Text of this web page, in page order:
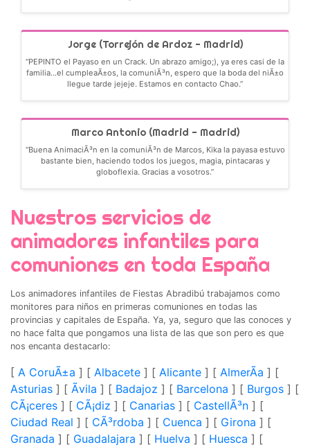
Jorge (Torrejón de Ardoz - Madrid)
“PEPINTO el Payaso en un Crack. Un abrazo amigo;), ya eres casi de la
familia...el cumpleaÃ±os, la comuniÃ³n, espero que la boda del niÃ±o
llegue tarde jejeje. Estamos en contacto Chao.”
Marco Antonio (Madrid - Madrid)
“Buena AnimaciÃ³n en la comuniÃ³n de Marcos, Kika la payasa estuvo
bastante bien, haciendo todos los juegos, magia, pintacaras y
globoflexia. Gracias a vosotros.”
Nuestros servicios de
animadores infantiles para
comuniones en toda España
Los animadores infantiles de Fiestas Abradibú trabajamos como
monitores para niños en primeras comuniones en todas las
provincias y capitales de España. Ya, ya, seguro que las conoces y
no hace falta que pongamos una lista de las que son pero es que
nos encanta destacarlo:
[ A CoruÃ±a ] [ Albacete ] [ Alicante ] [ AlmerÃ­a ] [
Asturias ] [ Ãvila ] [ Badajoz ] [ Barcelona ] [ Burgos ] [
CÃ¡ceres ] [ CÃ¡diz ] [ Canarias ] [ CastellÃ³n ] [
Ciudad Real ] [ CÃ³rdoba ] [ Cuenca ] [ Girona ] [
Granada ] [ Guadalajara ] [ Huelva ] [ Huesca ] [